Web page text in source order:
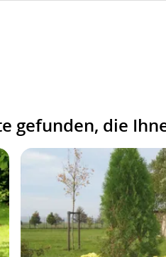
gefunden, die